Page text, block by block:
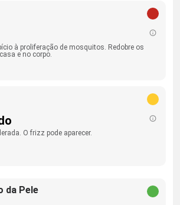
à proliferação de mosquitos. Redobre os
e no corpo.
O frizz pode aparecer.
da Pele